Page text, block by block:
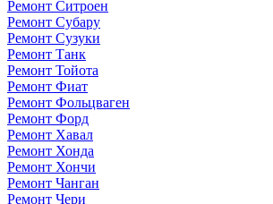
Ремонт Ситроен
Ремонт Субару
Ремонт Сузуки
Ремонт Танк
Ремонт Тойота
Ремонт Фиат
Ремонт Фольцваген
Ремонт Форд
Ремонт Хавал
Ремонт Хонда
Ремонт Хончи
Ремонт Чанган
Ремонт Чери